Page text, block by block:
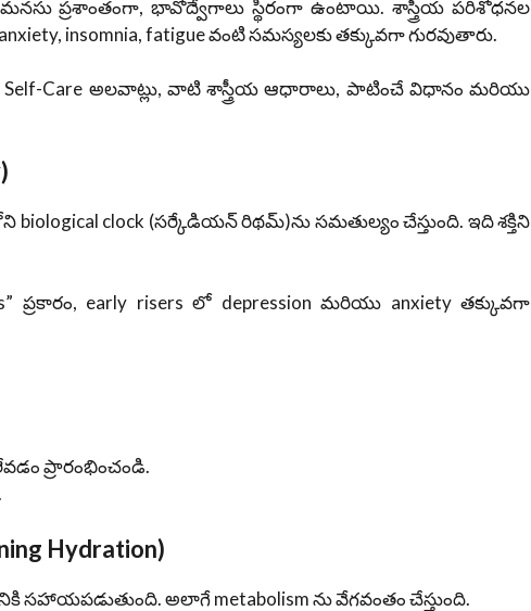
మనసు ప్రశాంతంగా, భావోద్వేగాలు స్థిరంగా ఉంటాయి. శాస్త్రీయ పరిశోధనల
insomnia, fatigue వంటి సమస్యలకు తక్కువగా గురవుతారు.
Care అలవాట్లు, వాటి శాస్త్రీయ ఆధారాలు, పాటించే విధానం మరియు
clock (సర్కేడియన్ రిథమ్)ను సమతుల్యం చేస్తుంది. ఇది శక్తిని
ప్రకారం, early risers లో depression మరియు anxiety తక్కువగా
ప్రారంభించండి.
Hydration)
అలాగే metabolism ను వేగవంతం చేస్తుంది.